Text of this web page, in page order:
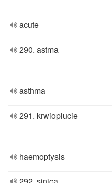
acute
290. astma
asthma
291. krwioplucie
haemoptysis